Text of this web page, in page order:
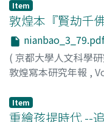
Item
敦煌本『賢劫千
( 京都大學人文科學
敦煌寫本研究年報 ,
Item
重繪孩提時代 --